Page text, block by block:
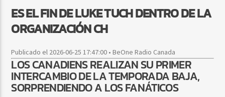
FIESTA DJ MIX
9:00 PM 12:00 AM
Beone Radio
ES EL FIN DE LUKE TUCH DENTRO DE LA
ORGANIZACIÓN CH
Publicado el 2026-06-25 17:47:00 • BeOne Radio Canada
LOS CANADIENS REALIZAN SU PRIMER
INTERCAMBIO DE LA TEMPORADA BAJA,
SORPRENDIENDO A LOS FANÁTICOS